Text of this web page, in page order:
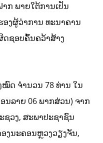
ກ ພາຍໃຕ້ການເປັນ
ອງຜູ້ວ່າການ ທະນາຄານ
ຊອບຄົ້ນຄວ້າສ້າງ
ດ ຈຳນວນ 78 ທ່ານ ໃນ
ນລາຍ 06 ພາກສ່ວນ) ຈາກ
ຊວງ, ສະພາປະຊາຊົນ
ງນະຄອນຫຼວງວຽງຈັນ,